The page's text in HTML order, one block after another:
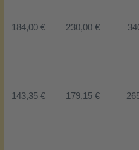
184,00 € 230,00 €
143,35 € 179,15 €